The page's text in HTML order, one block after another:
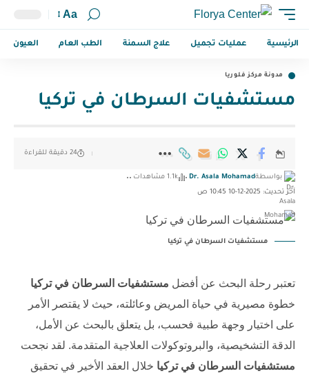
Aa
الرئيسية عمليات تجميل علاج السمنة الطب العام العيون
مدونة مركز فلوريا
مستشفيات السرطان في تركيا
آخر تحديث: 2025-12-10 10:45 ص
بواسطةDr. Asala Mohamad 1.1k مشاهدات
24 دقيقة للقراءة
مستشفيات السرطان في تركيا
تعتبر رحلة البحث عن أفضل مستشفيات السرطان في تركيا
خطوة مصيرية في حياة المريض وعائلته، حيث لا يقتصر الأمر
على اختيار وجهة طبية فحسب، بل يتعلق بالبحث عن الأمل،
الدقة التشخيصية، والبروتوكولات العلاجية المتقدمة. لقد نجحت
مستشفيات السرطان في تركيا خلال العقد الأخير في تحقيق